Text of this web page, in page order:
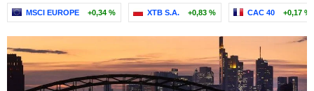
MSCI EUROPE +0,34 % XTB S.A. +0,83 % CAC 40 +0,17 %